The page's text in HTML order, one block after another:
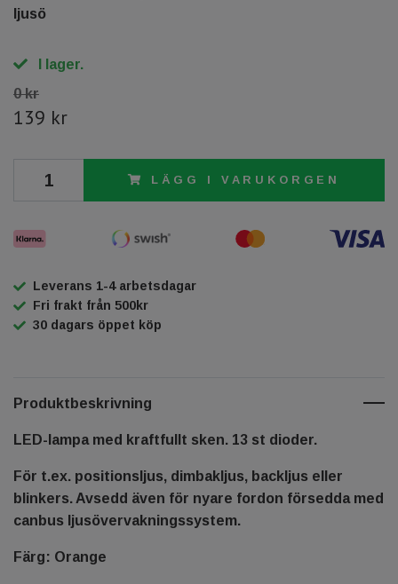
ljusö
I lager.
0 kr
139 kr
LÄGG I VARUKORGEN
Leverans 1-4 arbetsdagar
Fri frakt från 500kr
30 dagars öppet köp
Produktbeskrivning
LED-lampa med kraftfullt sken. 13 st dioder.
För t.ex. positionsljus, dimbakljus, backljus eller
blinkers. Avsedd även för nyare fordon försedda med
canbus ljusövervakningssystem.
Färg: Orange